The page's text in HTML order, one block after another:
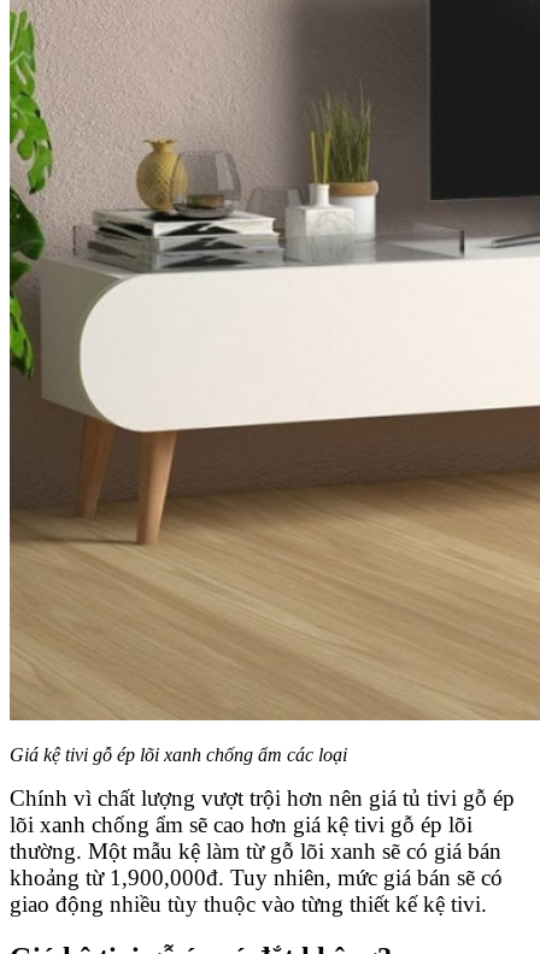
Giá kệ tivi gỗ ép lõi xanh chống ẩm các loại
Chính vì chất lượng vượt trội hơn nên giá tủ tivi gỗ ép
lõi xanh chống ẩm sẽ cao hơn giá kệ tivi gỗ ép lõi
thường. Một mẫu kệ làm từ gỗ lõi xanh sẽ có giá bán
khoảng từ 1,900,000đ. Tuy nhiên, mức giá bán sẽ có
giao động nhiều tùy thuộc vào từng thiết kế kệ tivi.